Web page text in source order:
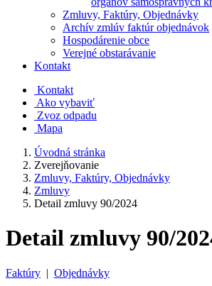
Zmluvy, Faktúry, Objednávky
Archív zmlúv faktúr objednávok
Hospodárenie obce
Verejné obstarávanie
Kontakt
Kontakt
Ako vybaviť
Zvoz odpadu
Mapa
Úvodná stránka
Zverejňovanie
Zmluvy, Faktúry, Objednávky
Zmluvy
Detail zmluvy 90/2024
Detail zmluvy 90/
Faktúry | Objednávky